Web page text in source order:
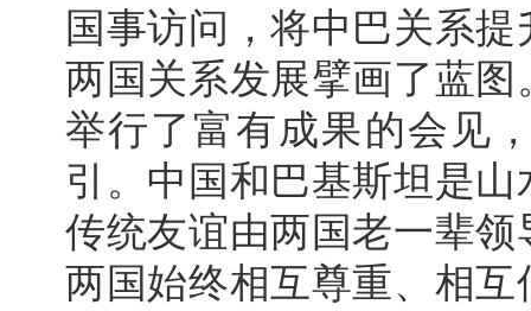
国事访问，将中巴关系
两国关系发展擘画了蓝
举行了富有成果的会见
引。中国和巴基斯坦是
传统友谊由两国老一辈
两国始终相互尊重、相